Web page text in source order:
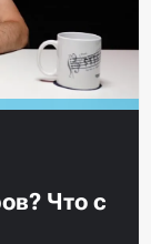
Что с